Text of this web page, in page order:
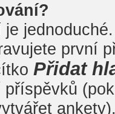
první
Přidat